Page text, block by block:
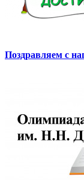
Поздравляем с